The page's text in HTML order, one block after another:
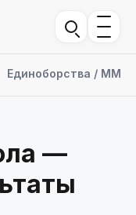
Единоборства / ММА
—